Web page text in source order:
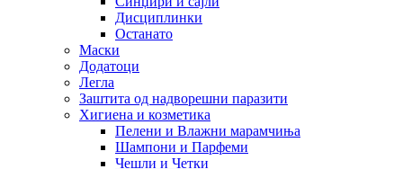
Дисциплинки
Останато
Маски
Додатоци
Легла
Заштита од надворешни паразити
Хигиена и козметика
Пелени и Влажни марамчиња
Шампони и Парфеми
Чешли и Четки